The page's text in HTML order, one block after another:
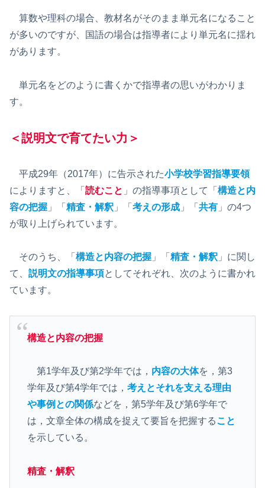
算数や理科の場合、教材名がそのまま単元名になること
が多いのですが、国語の場合は指導者により単元名に揺れ
があります。
単元名をどのように書くかで指導者の思いがわかりま
す。
＜説明文で育てたい力＞
平成29年（2017年）に告示された小学校学習指導要領
によりますと、「 読むこと 」の指導事項として「 構造と内
容の把握 」「 精査・解釈 」「 考えの形成 」「 共有 」の4つ
が取り上げられています。
そのうち、「 構造と内容の把握 」「 精査・解釈 」に関し
て、 説明文の指導事項としてそれぞれ、次のように書かれ
ています。
構造と内容の把握
第1学年及び第2学年では， 内容の大体を，第3
学年及び第4学年では， 考えとそれを支える理由
や事例との関係などを，第5学年及び第6学年で
は，文章全体の構成を捉えて要旨を把握すること
を示している。
精査・解釈